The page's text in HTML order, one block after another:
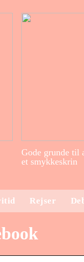
Gode grunde til
et smykkeskrin
Rejser